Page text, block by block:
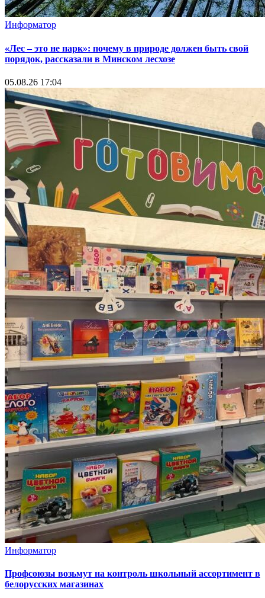
Информатор
«Лес – это не парк»: почему в природе должен быть свой
порядок, рассказали в Минском лесхозе
05.08.26 17:04
Информатор
Профсоюзы возьмут на контроль школьный ассортимент в
белорусских магазинах